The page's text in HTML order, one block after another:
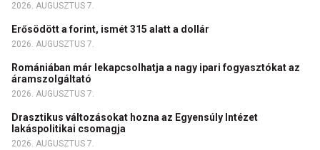
2026. AUGUSZTUS 7.
Erősödött a forint, ismét 315 alatt a dollár
2026. AUGUSZTUS 7.
Romániában már lekapcsolhatja a nagy ipari fogyasztókat az
áramszolgáltató
2026. AUGUSZTUS 7.
Drasztikus változásokat hozna az Egyensúly Intézet
lakáspolitikai csomagja
2026. AUGUSZTUS 7.